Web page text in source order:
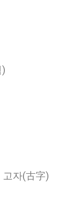
고자(古字)